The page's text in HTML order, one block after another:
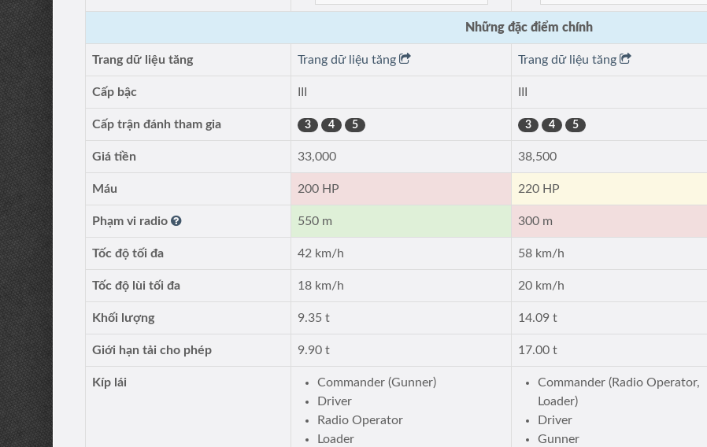
Những đặc điểm chính
Trang dữ liệu tăng Trang dữ liệu tăng Trang dữ liệu tăng
Cấp bậc
Cấp trận đánh tham gia 3 4 5 3 4 5
Giá tiền 33,000 38,500
Máu 200 HP 220 HP
Phạm vi radio 550 m 300 m
Tốc độ tối đa 42 km/h 58 km/h
Tốc độ lùi tối đa 18 km/h 20 km/h
Khối lượng 9.35 t 14.09 t
Giới hạn tải cho phép 9.90 t 17.00 t
Kíp lái
Commander (Gunner)
Driver
Radio Operator
Loader
Commander (Radio Operator,
Loader)
Driver
Gunner